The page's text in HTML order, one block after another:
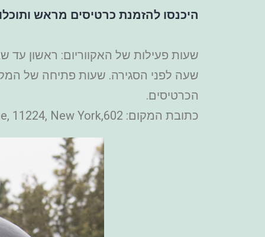
היכנסו להזמנת כרטיסים מראש
שעה לפני הסגירה. שעות פתיחה של
הכרטיסים.
כתובת המקום: 602,Surf Avenue, 11224, New York